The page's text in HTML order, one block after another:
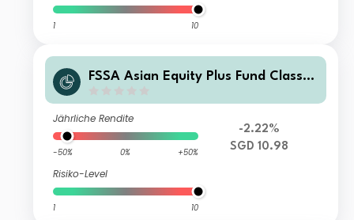
1 10
FSSA Asian Equity Plus Fund Class Z
Jährliche Rendite
-50% 0% +50%
Risiko-Level
1 10
-2.22%
SGD 10.98